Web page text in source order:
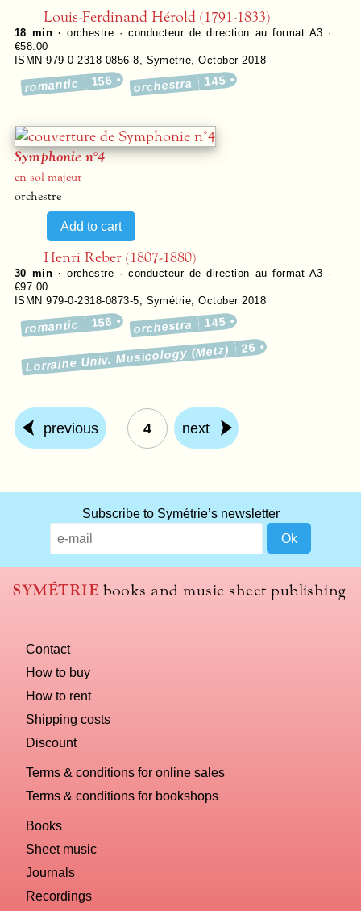
Louis-Ferdinand Hérold (1791-1833)
18 min ·orchestre · conducteur de direction au format A3 ·
€58.00
ISMN 979-0-2318-0856-8
Symétrie ,October 2018
romantic 156 orchestra 145
Symphonie n°4
en sol majeur
orchestre
Henri Reber (1807-1880)
30 min ·orchestre · conducteur de direction au format A3 ·
€97.00
ISMN 979-0-2318-0873-5, Symétrie,October 2018
romantic 156 orchestra 145
Lorraine Univ. Musicology (Metz) 26
previous 4 next
we
use
to
computer?
Subscribe to Symétrie’s newsletter
SYMÉTRIE books and music sheet publishing
Contact
How to buy
How to rent
Shipping costs
Discount
Terms & conditions for online sales
Terms & conditions for bookshops
Books
Sheet music
Journals
Recordings